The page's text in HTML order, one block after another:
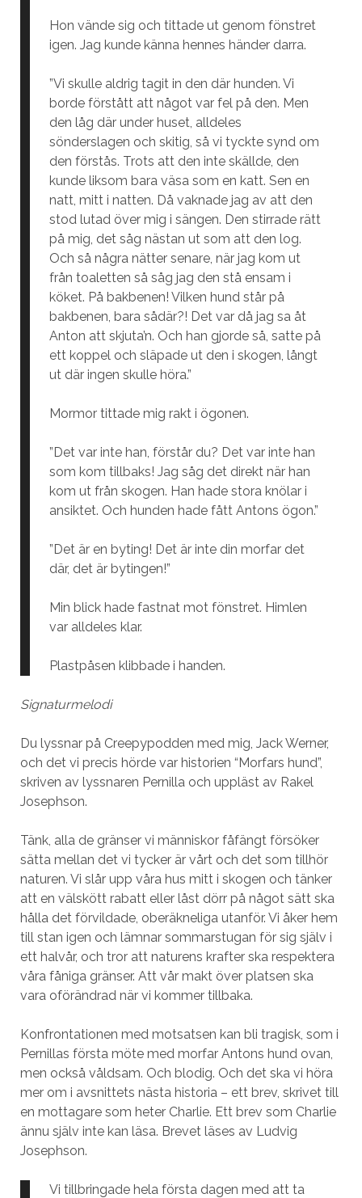
Hon vände sig och tittade ut genom fönstret
igen. Jag kunde känna hennes händer darra.
”Vi skulle aldrig tagit in den där hunden. Vi
borde förstått att något var fel på den. Men
den låg där under huset, alldeles
sönderslagen och skitig, så vi tyckte synd om
den förstås. Trots att den inte skällde, den
kunde liksom bara väsa som en katt. Sen en
natt, mitt i natten. Då vaknade jag av att den
stod lutad över mig i sängen. Den stirrade rätt
på mig, det såg nästan ut som att den log.
Och så några nätter senare, när jag kom ut
från toaletten så såg jag den stå ensam i
köket. På bakbenen! Vilken hund står på
bakbenen, bara sådär?! Det var då jag sa åt
Anton att skjuta’n. Och han gjorde så, satte på
ett koppel och släpade ut den i skogen, långt
ut där ingen skulle höra.”
Mormor tittade mig rakt i ögonen.
”Det var inte han, förstår du? Det var inte han
som kom tillbaks! Jag såg det direkt när han
kom ut från skogen. Han hade stora knölar i
ansiktet. Och hunden hade fått Antons ögon.”
”Det är en byting! Det är inte din morfar det
där, det är bytingen!”
Min blick hade fastnat mot fönstret. Himlen
var alldeles klar.
Plastpåsen klibbade i handen.
Signaturmelodi
Du lyssnar på Creepypodden med mig, Jack Werner,
och det vi precis hörde var historien “Morfars hund”,
skriven av lyssnaren Pernilla och uppläst av Rakel
Josephson.
Tänk, alla de gränser vi människor fåfängt försöker
sätta mellan det vi tycker är vårt och det som tillhör
naturen. Vi slår upp våra hus mitt i skogen och tänker
att en välskött rabatt eller låst dörr på något sätt ska
hålla det förvildade, oberäkneliga utanför. Vi åker hem
till stan igen och lämnar sommarstugan för sig själv i
ett halvår, och tror att naturens krafter ska respektera
våra fåniga gränser. Att vår makt över platsen ska
vara oförändrad när vi kommer tillbaka.
Konfrontationen med motsatsen kan bli tragisk, som i
Pernillas första möte med morfar Antons hund ovan,
men också våldsam. Och blodig. Och det ska vi höra
mer om i avsnittets nästa historia – ett brev, skrivet till
en mottagare som heter Charlie. Ett brev som Charlie
ännu själv inte kan läsa. Brevet läses av Ludvig
Josephson.
Vi tillbringade hela första dagen med att ta